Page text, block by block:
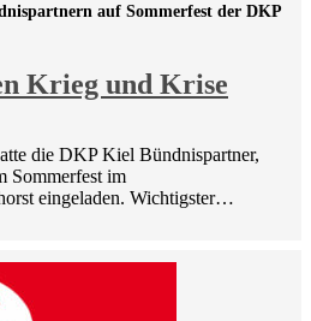
Krieg und Krise
auf Sommerfest der DKP
die DKP Kiel Bündnispartner,
Sommerfest im
eingeladen. Wichtigster…